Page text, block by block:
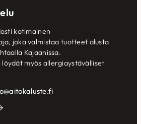
kotimainen
joka valmistaa tuotteet alusta
Kajaanissa.
myös allergiaystävälliset